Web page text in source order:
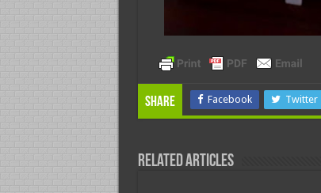
Share Facebook Twitter
Related Articles